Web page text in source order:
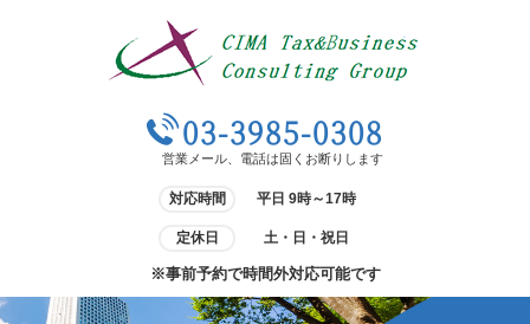
03-3985-0308
営業メール、電話は固くお断りします
対応時間 平日 9時～17時
定休日 土・日・祝日
※事前予約で時間外対応可能です